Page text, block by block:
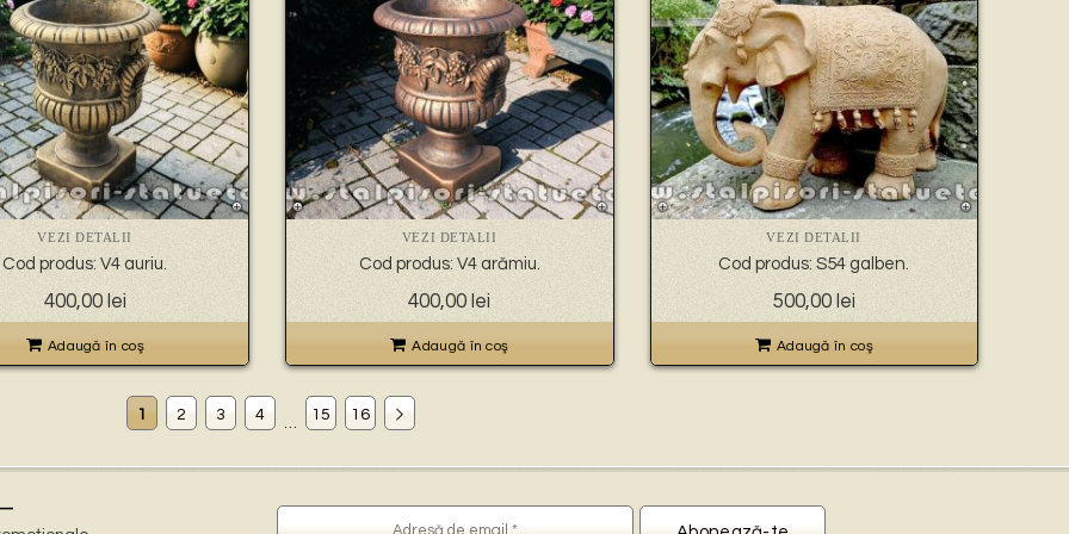
VEZI DETALII
Cod produs: V4 auriu.
400,00 lei
Adaugă în coş
VEZI DETALII
Cod produs: V4 arămiu.
400,00 lei
Adaugă în coş
VEZI DETALII
Cod produs: S54 galben.
500,00 lei
Adaugă în coş
1 2 3 4 15 16